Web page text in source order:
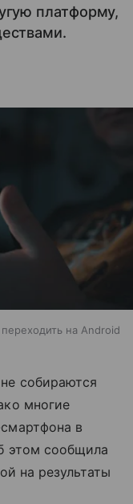
платформу,
на Android
собираются
многие
в
этом сообщила
на результаты